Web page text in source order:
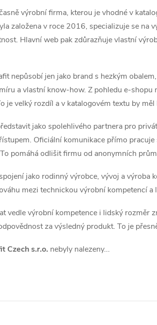
výrobní firma, kterou je vhodné v
založena v roce 2016, specializuje se
Hlavní web pak zdůrazňuje vlastní
nepůsobí jen jako brand s hezkým
a vlastní know-how. Z pohledu e-
je velký rozdíl a v katalogovém textu by měl
jako spolehlivého partnera pro
Oficiální komunikace přímo
pomáhá odlišit firmu od anonymních
jako rodinný výrobce, vývoj a
mezi technickou výrobní kompetencí
vedle výrobní kompetence i lidský rozměr
za výsledný produkt. To je
Czech s.r.o. nebyly nalezeny...